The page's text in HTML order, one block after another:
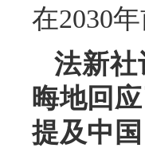
在2030
法新社
晦地回
提及中